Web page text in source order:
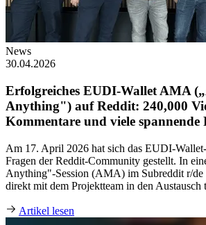
News
30.04.2026
Erfolgreiches EUDI-Wallet AMA
Anything") auf Reddit: 240,000
Kommentare und viele spannende
Am 17. April 2026 hat sich das EUDI-Wallet-
Fragen der Reddit-Community gestellt. In
Anything"-Session (AMA) im Subreddit r/de
direkt mit dem Projektteam in den Austausch
Artikel lesen